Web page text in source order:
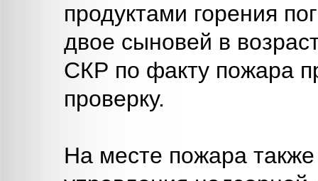
продуктами горения
двое сыновей в
СКР по факту пожара
проверку.
На месте пожара